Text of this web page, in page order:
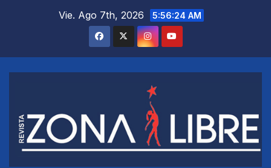
Vie. Ago 7th, 2026 5:56:25 AM